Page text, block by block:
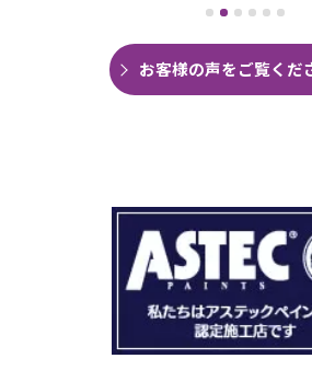
がなく雨の日は憂鬱で仕方あり
今回は絶対に原因を特定して修
思い毎日口コミを見て井澤産業
くことができました。
瓦の劣化がだいぶ進んでいて所
穴が空いているのもわりました
本当は屋根全部を変えたいとこ
の先10数年で住み替え予定なの
をお願いしました。
お客様の声をご覧くだ